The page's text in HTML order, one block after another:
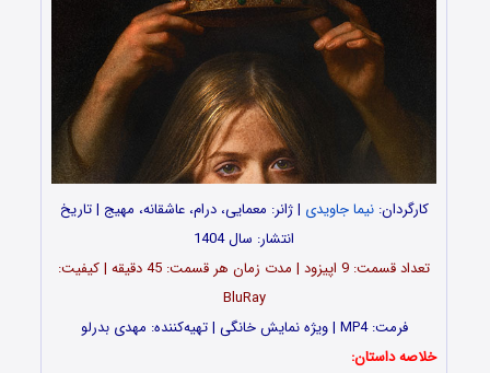
کارگردان:نیما جاویدی | ژانر: معمایی، درام، عاشقانه، مهیج | تاریخ
انتشار: سال 1404
تعداد قسمت‌: 9 اپیزود | مدت زمان هر قسمت: 45 دقیقه | کیفیت:
BluRay
فرمت: MP4 | ویژه نمایش خانگی | تهیه‌کننده: مهدی بدرلو
خلاصه داستان: